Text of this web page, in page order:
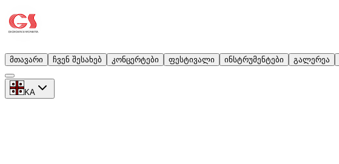
მთავარი ჩვენ შესახებ კონცერტები ფესტივალი ინსტრუმენტები გალერეა
KA